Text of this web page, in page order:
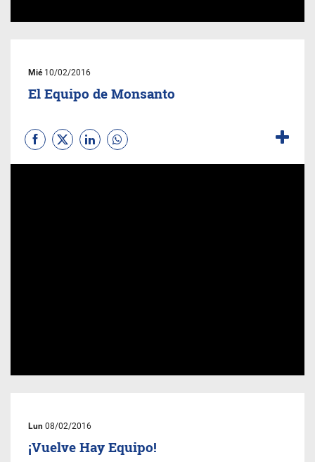
Mié10/02/2016
El Equipo de Monsanto
Lun 08/02/2016
¡Vuelve Hay Equipo!